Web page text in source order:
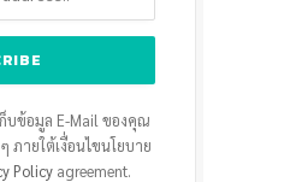
บข้อมูล E-Mail ของคุณ
ภายใต้เงื่อนไขนโยบาย
Policy agreement.